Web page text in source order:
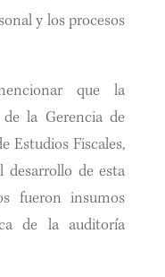
y los procesos
que la
la Gerencia de
Estudios Fiscales,
desarrollo de esta
fueron insumos
de la auditoría